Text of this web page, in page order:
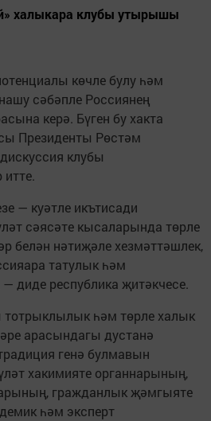
халыкара клубы утырышы
көчле булу һәм
сәбәпле Россиянең
керә. Бүген бу хакта
Президенты Рөстәм
клубы
— куәтле икътисади
сәясәте кысаларында төрле
белән нәтиҗәле хезмәттәшлек,
татулык һәм
диде республика җитәкчесе.
тотрыклылык һәм төрле халык
арасындагы дустанә
генә булмавын
хакимияте органнарының,
гражданлык җәмгыяте
һәм эксперт